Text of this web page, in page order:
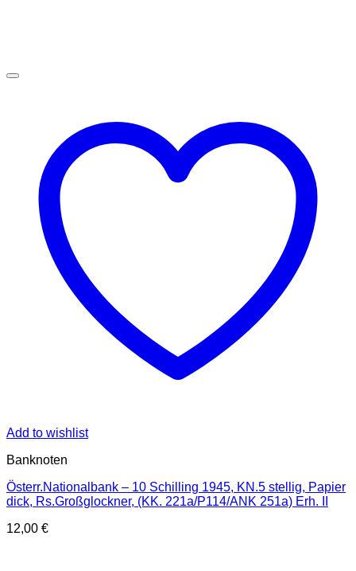
Add to wishlist
Banknoten
Österr.Nationalbank – 10 Schilling 1945, KN.5 stellig, Papier
dick, Rs.Großglockner, (KK. 221a/P114/ANK 251a) Erh. II
12,00 €